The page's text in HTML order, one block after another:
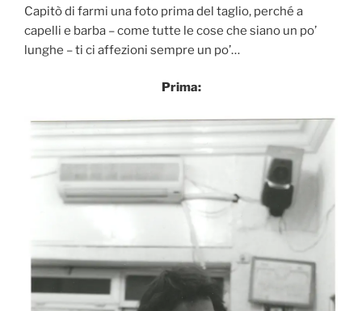
Capitò di farmi una foto prima del taglio, perché a
capelli e barba – come tutte le cose che siano un po’
lunghe – ti ci affezioni sempre un po’…
Prima: